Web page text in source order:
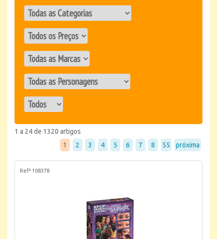
1 a 24 de 1320 artigos
1
2 3 4 5 6 7 8 55 próxima
Refª 108378